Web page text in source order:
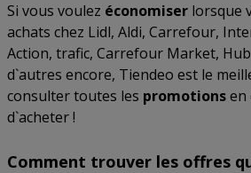
Si vous voulez économiser lorsque
achats chez Lidl, Aldi, Carrefour,
Action, trafic, Carrefour Market,
d`autres encore, Tiendeo est le
consulter toutes les promotionsen
d`acheter !
Comment trouver les offres